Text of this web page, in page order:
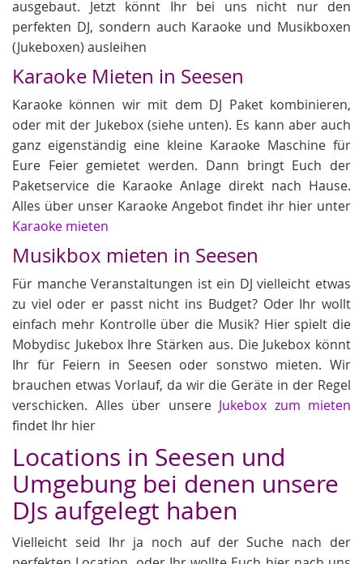
ausgebaut. Jetzt könnt Ihr bei uns nicht nur den
perfekten DJ, sondern auch Karaoke und Musikboxen
(Jukeboxen) ausleihen
Karaoke Mieten in Seesen
Karaoke können wir mit dem DJ Paket kombinieren,
oder mit der Jukebox (siehe unten). Es kann aber auch
ganz eigenständig eine kleine Karaoke Maschine für
Eure Feier gemietet werden. Dann bringt Euch der
Paketservice die Karaoke Anlage direkt nach Hause.
Alles über unser Karaoke Angebot findet ihr hier unter
Karaoke mieten
Musikbox mieten in Seesen
Für manche Veranstaltungen ist ein DJ vielleicht etwas
zu viel oder er passt nicht ins Budget? Oder Ihr wollt
einfach mehr Kontrolle über die Musik? Hier spielt die
Mobydisc Jukebox Ihre Stärken aus. Die Jukebox könnt
Ihr für Feiern in Seesen oder sonstwo mieten. Wir
brauchen etwas Vorlauf, da wir die Geräte in der Regel
verschicken. Alles über unsere Jukebox zum mieten
findet Ihr hier
Locations in Seesen und
Umgebung bei denen unsere
DJs aufgelegt haben
Vielleicht seid Ihr ja noch auf der Suche nach der